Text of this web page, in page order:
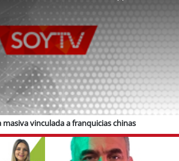
vinculada a franquicias chinas